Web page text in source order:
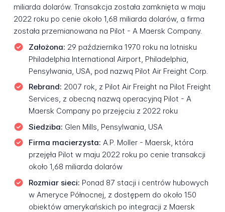
miliarda dolarów. Transakcja została zamknięta w maju
2022 roku po cenie około 1,68 miliarda dolarów, a firma
została przemianowana na Pilot - A Maersk Company.
Założona: 29 października 1970 roku na lotnisku
Philadelphia International Airport, Philadelphia,
Pensylwania, USA, pod nazwą Pilot Air Freight Corp.
Rebrand: 2007 rok, z Pilot Air Freight na Pilot Freight
Services, z obecną nazwą operacyjną Pilot - A
Maersk Company po przejęciu z 2022 roku
Siedziba: Glen Mills, Pensylwania, USA
Firma macierzysta: A.P. Moller - Maersk, która
przejęła Pilot w maju 2022 roku po cenie transakcji
około 1,68 miliarda dolarów
Rozmiar sieci: Ponad 87 stacji i centrów hubowych
w Ameryce Północnej, z dostępem do około 150
obiektów amerykańskich po integracji z Maersk